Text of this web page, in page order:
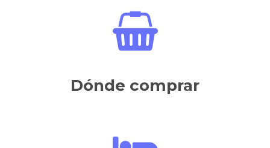
Dónde comprar